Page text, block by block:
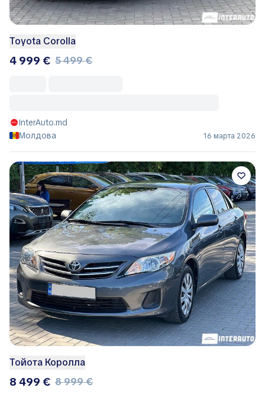
Toyota Corolla
4 999 € 5 499 €
InterAuto.md
Молдова
16 марта 2026
Тойота Королла
8 499 € 8 999 €